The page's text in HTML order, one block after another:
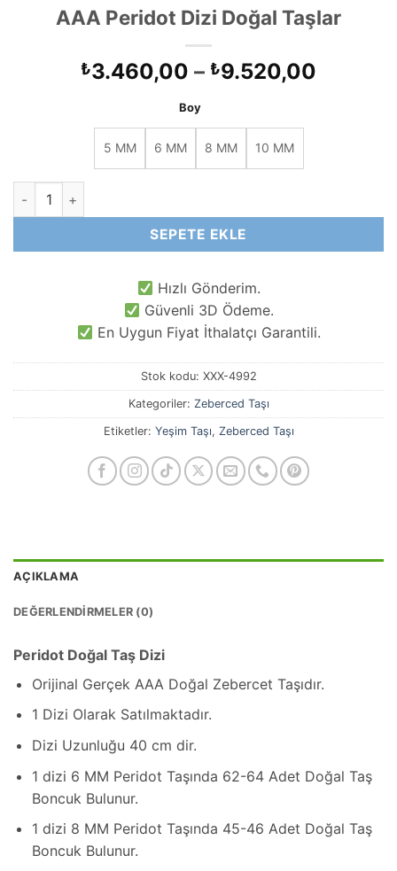
AAA Peridot Dizi Doğal Taşlar
₺3.460,00 – ₺9.520,00
Boy
5 MM 6 MM 8 MM 10 MM
AAA Peridot Dizi Doğal Taşlar adet
SEPETE EKLE
Hızlı Gönderim.
Güvenli 3D Ödeme.
En Uygun Fiyat İthalatçı Garantili.
Stok kodu: XXX-4992
Kategoriler: Zeberced Taşı
Etiketler: Yeşim Taşı, Zeberced Taşı
AÇIKLAMA
DEĞERLENDIRMELER (0)
Peridot Doğal Taş Dizi
Orijinal Gerçek AAA Doğal Zebercet Taşıdır.
1 Dizi Olarak Satılmaktadır.
Dizi Uzunluğu 40 cm dir.
1 dizi 6 MM Peridot Taşında 62-64 Adet Doğal Taş
Boncuk Bulunur.
1 dizi 8 MM Peridot Taşında 45-46 Adet Doğal Taş
Boncuk Bulunur.